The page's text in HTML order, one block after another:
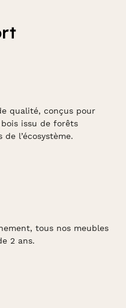
qualité, conçus pour
issu de forêts
l’écosystème.
tous nos meubles
2 ans.